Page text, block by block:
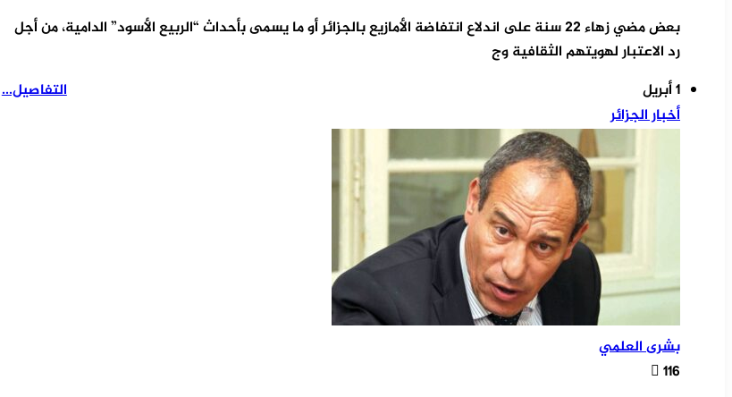
بعض مضي زهاء 22 سنة على اندلاع انتفاضة الأمازيع بالجزائر أو ما يسمى ﺑأحداث “الربيع الأسود” الدامية، من أجل
رد الاعتبار لهويتهم الثقافية وج
التفاصيل...
1 أبريل
أخبار الجزائر
بشرى العلمي
116